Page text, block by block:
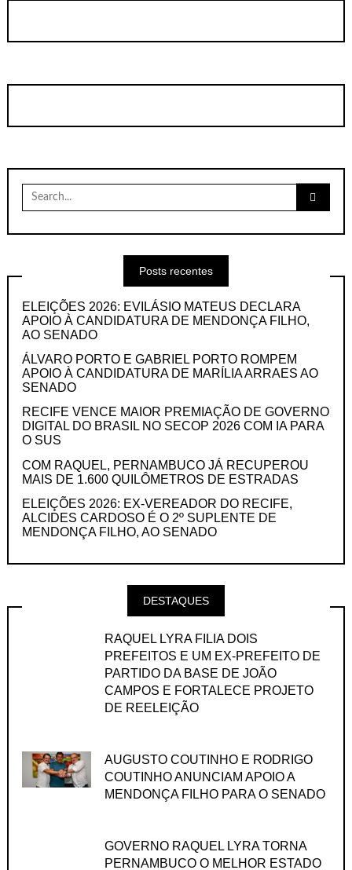
Search
for:
Posts recentes
ELEIÇÕES 2026: EVILÁSIO MATEUS DECLARA
APOIO À CANDIDATURA DE MENDONÇA FILHO,
AO SENADO
ÁLVARO PORTO E GABRIEL PORTO ROMPEM
APOIO À CANDIDATURA DE MARÍLIA ARRAES AO
SENADO
RECIFE VENCE MAIOR PREMIAÇÃO DE GOVERNO
DIGITAL DO BRASIL NO SECOP 2026 COM IA PARA
O SUS
COM RAQUEL, PERNAMBUCO JÁ RECUPEROU
MAIS DE 1.600 QUILÔMETROS DE ESTRADAS
ELEIÇÕES 2026: EX-VEREADOR DO RECIFE,
ALCIDES CARDOSO É O 2º SUPLENTE DE
MENDONÇA FILHO, AO SENADO
DESTAQUES
RAQUEL LYRA FILIA DOIS
PREFEITOS E UM EX-PREFEITO DE
PARTIDO DA BASE DE JOÃO
CAMPOS E FORTALECE PROJETO
DE REELEIÇÃO
AUGUSTO COUTINHO E RODRIGO
COUTINHO ANUNCIAM APOIO A
MENDONÇA FILHO PARA O SENADO
GOVERNO RAQUEL LYRA TORNA
PERNAMBUCO O MELHOR ESTADO